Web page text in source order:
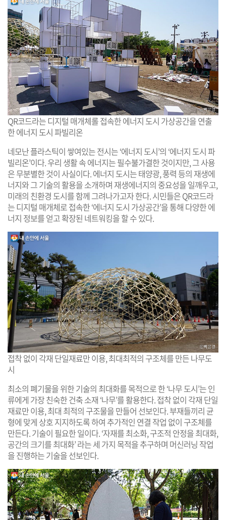
QR코드라는 디지털 매개체롤 접속한 에너지 도시 가상공간을 연출
한 에너지 도시 파빌리온
네모난 플라스틱이 쌓여있는 전시는 ‘에너지 도시’의 ‘에너지 도시 파
빌리온’이다. 우리 생활 속 에너지는 필수불가결한 것이지만, 그 사용
은 무분별한 것이 사실이다. 에너지 도시는 태양광, 풍력 등의 재생에
너지와 그 기술의 활용을 소개하며 재생에너지의 중요성을 일깨우고,
미래의 친환경 도시를 함께 그려나가고자 한다. 시민들은 QR코드라
는 디지털 매개체로 접속한 ‘에너지 도시 가상공간’을 통해 다양한 에
너지 정보를 얻고 확장된 네트워킹을 할 수 있다.
접착 없이 각재 단일재료만 이용, 최대최적의 구조체를 만든 나무도
시
최소의 폐기물을 위한 기술의 최대화를 목적으로 한 ‘나무 도시’는 인
류에게 가장 친숙한 건축 소재 ‘나무’를 활용한다. 접착 없이 각재 단일
재료만 이용, 최대 최적의 구조물을 만들어 선보인다. 부재들끼리 균
형에 맞게 상호 지지하도록 하여 추가적인 연결 작업 없이 구조체를
만든다. 기술이 필요한 일이다. ‘자재를 최소화, 구조적 안정을 최대화,
공간의 크기를 최대화’ 라는 세 가지 목적을 추구하며 머신러닝 작업
을 진행하는 기술을 선보인다.